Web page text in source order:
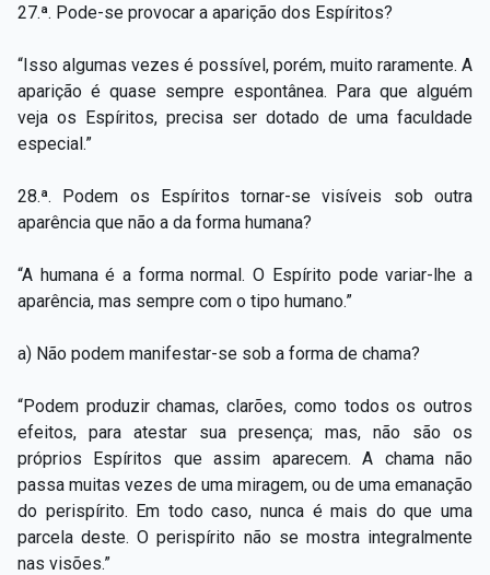
27.ª. Pode-se provocar a aparição dos Espíritos?
“Isso algumas vezes é possível, porém, muito raramente. A
aparição é quase sempre espontânea. Para que alguém
veja os Espíritos, precisa ser dotado de uma faculdade
especial.”
28.ª. Podem os Espíritos tornar-se visíveis sob outra
aparência que não a da forma humana?
“A humana é a forma normal. O Espírito pode variar-lhe a
aparência, mas sempre com o tipo humano.”
a) Não podem manifestar-se sob a forma de chama?
“Podem produzir chamas, clarões, como todos os outros
efeitos, para atestar sua presença; mas, não são os
próprios Espíritos que assim aparecem. A chama não
passa muitas vezes de uma miragem, ou de uma emanação
do perispírito. Em todo caso, nunca é mais do que uma
parcela deste. O perispírito não se mostra integralmente
nas visões.”